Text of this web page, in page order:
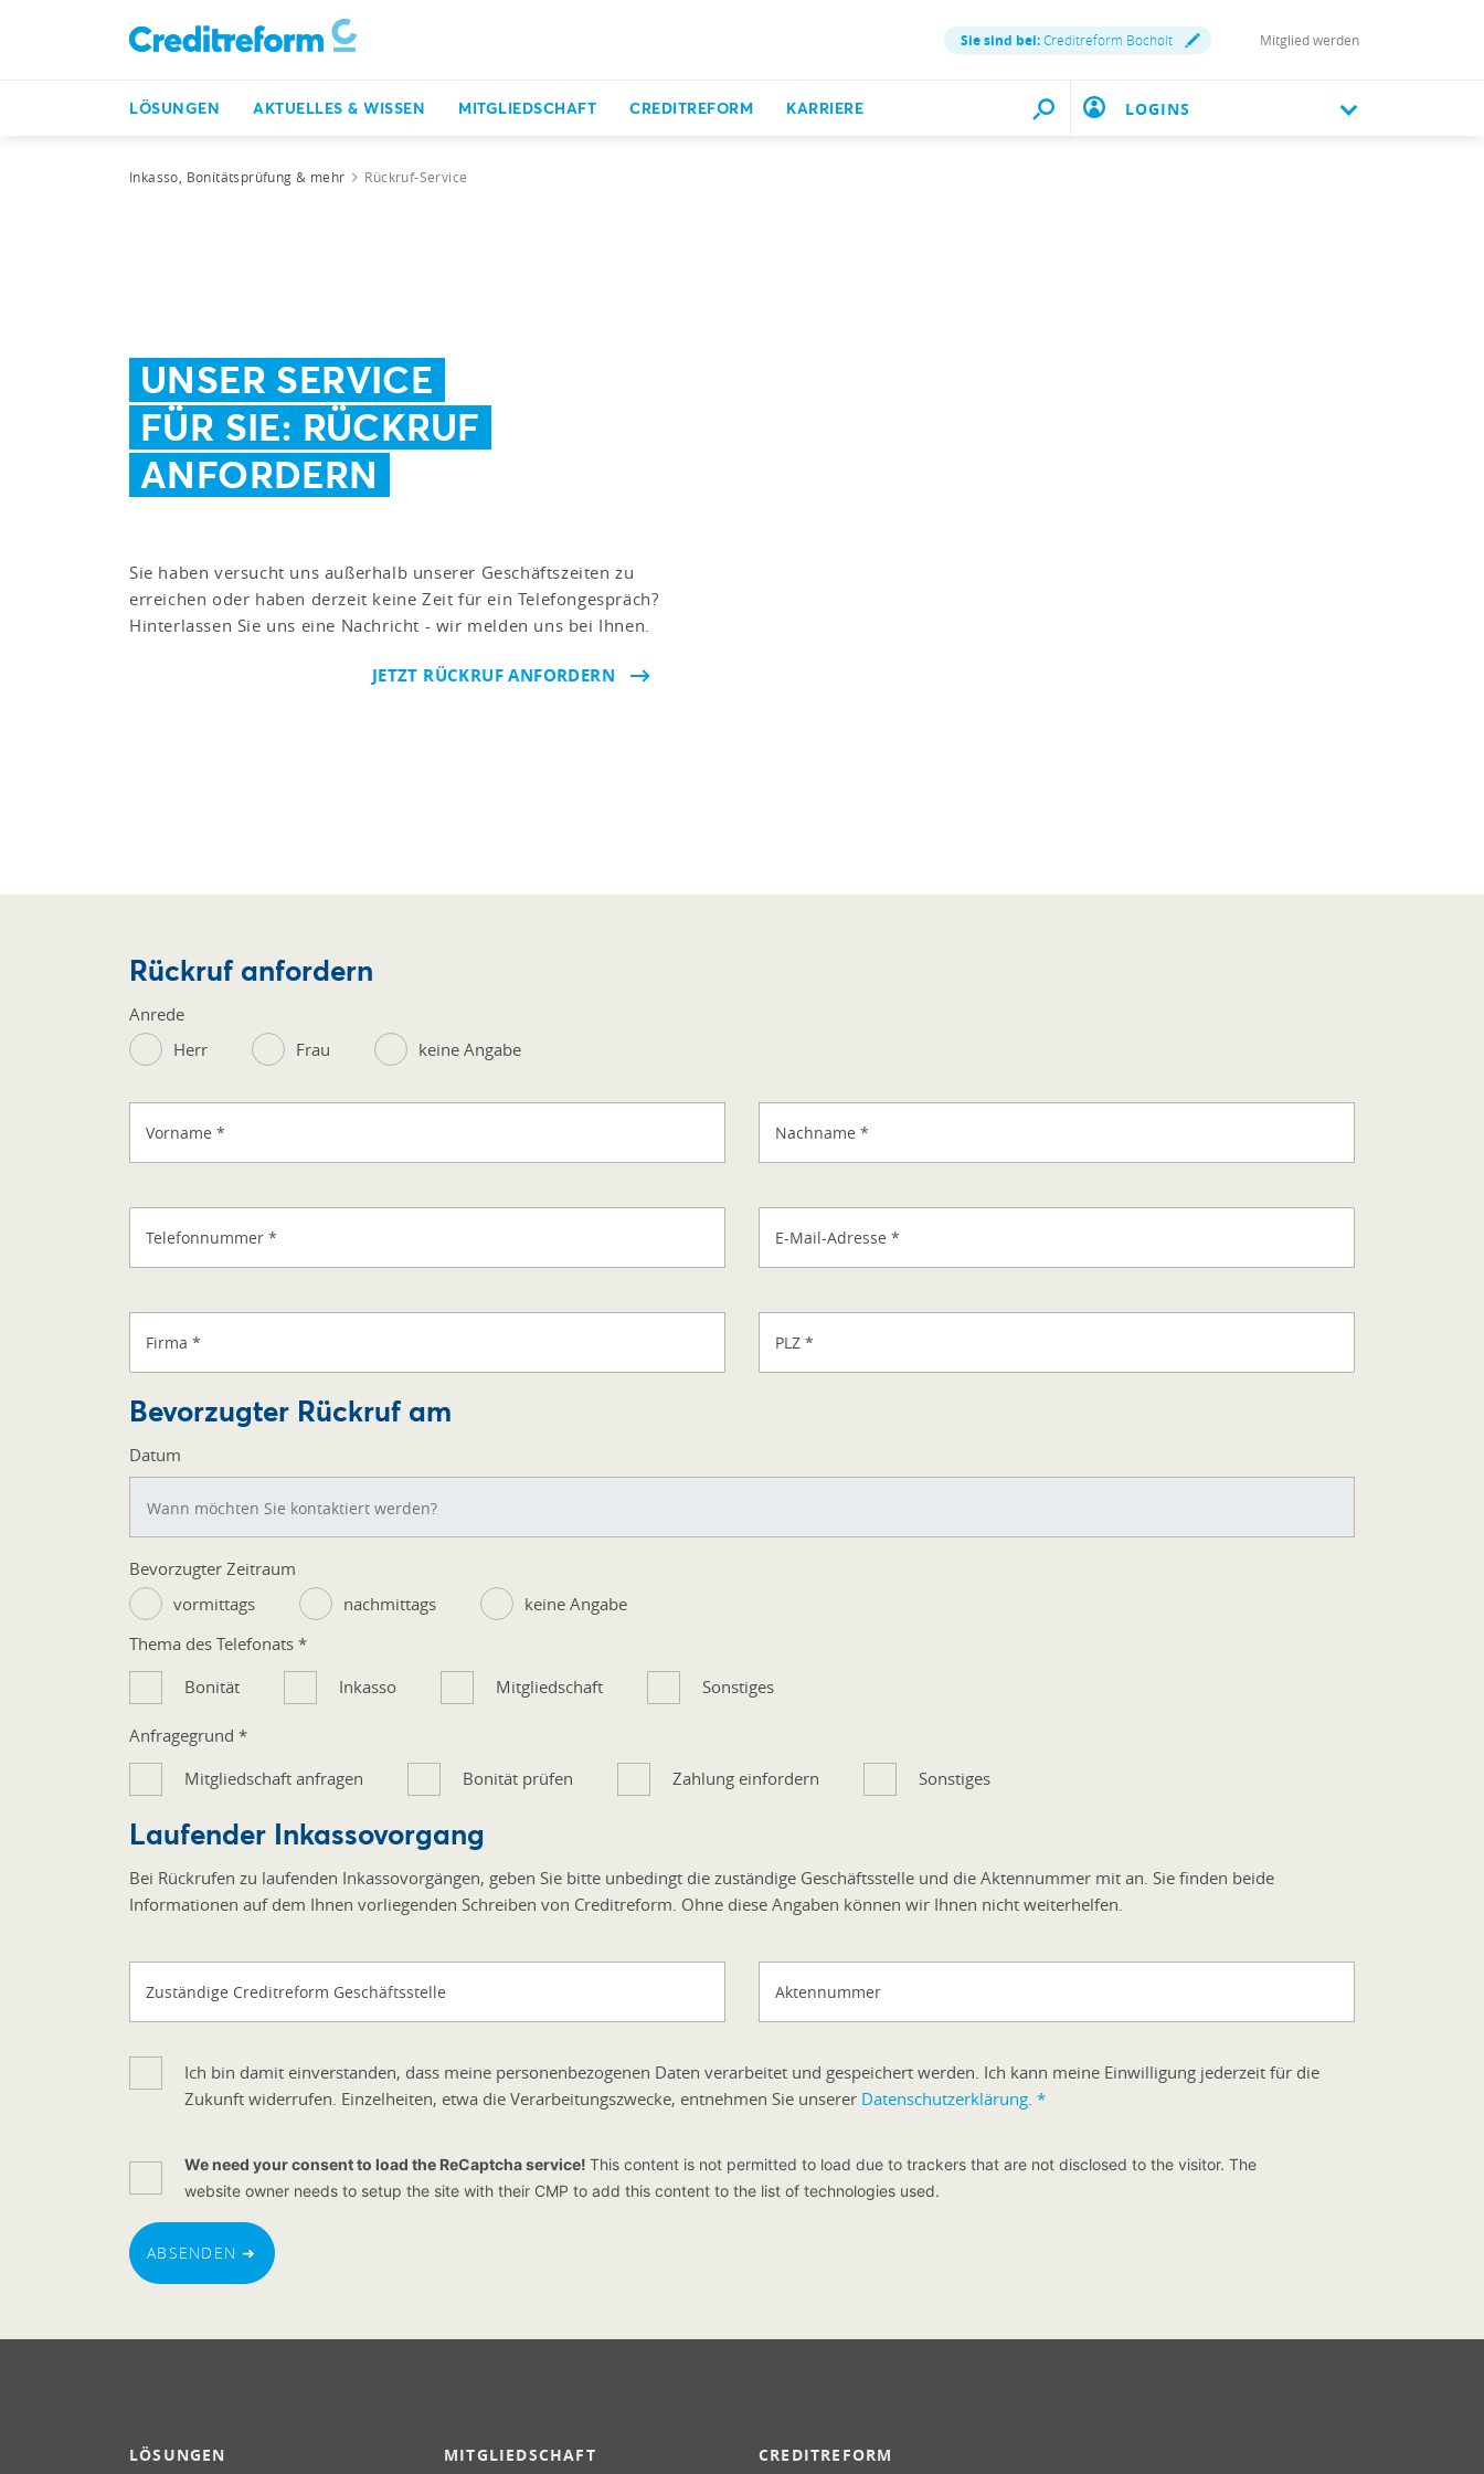
Sie sind bei:Creditreform Bocholt Mitglied werden
LÖSUNGEN AKTUELLES & WISSEN MITGLIEDSCHAFT CREDITREFORM KARRIERE LOGINS
Inkasso, Bonitätsprüfung & mehr Rückruf-Service
UNSER SERVICE
FÜR SIE: RÜCKRUF
ANFORDERN
Sie haben versucht uns außerhalb unserer Geschäftszeiten zu
erreichen oder haben derzeit keine Zeit für ein Telefongespräch?
Hinterlassen Sie uns eine Nachricht - wir melden uns bei Ihnen.
JETZT RÜCKRUF ANFORDERN
Rückruf anfordern
Anrede
Herr
Frau keine Angabe
Vorname * Nachname *
Telefonnummer * E-Mail-Adresse *
Firma * PLZ *
Bevorzugter Rückruf am
Datum
Bevorzugter Zeitraum
vormittags
nachmittags
keine Angabe
Thema des Telefonats *
Bonität
Inkasso Mitgliedschaft Sonstiges
Anfragegrund *
Mitgliedschaft anfragen
Bonität prüfen Zahlung einfordern Sonstiges
Laufender Inkassovorgang
Bei Rückrufen zu laufenden Inkassovorgängen, geben Sie bitte unbedingt die zuständige Geschäftsstelle und die Aktennummer mit an. Sie finden beide
Informationen auf dem Ihnen vorliegenden Schreiben von Creditreform. Ohne diese Angaben können wir Ihnen nicht weiterhelfen.
Zuständige Creditreform Geschäftsstelle Aktennummer
Ich bin damit einverstanden, dass meine personenbezogenen Daten verarbeitet und gespeichert werden. Ich kann meine Einwilligung jederzeit für die
Zukunft widerrufen. Einzelheiten, etwa die Verarbeitungszwecke, entnehmen Sie unserer Datenschutzerklärung. *
We need your consent to load the ReCaptcha service! This content is not permitted to load due to trackers that are not disclosed to the visitor. The
website owner needs to setup the site with their CMP to add this content to the list of technologies used.
ABSENDEN ➜
LÖSUNGEN MITGLIEDSCHAFT CREDITREFORM